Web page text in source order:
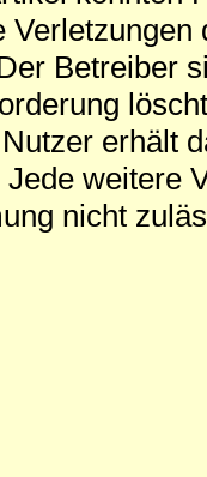
Betreiber
erhält
weitere
nicht